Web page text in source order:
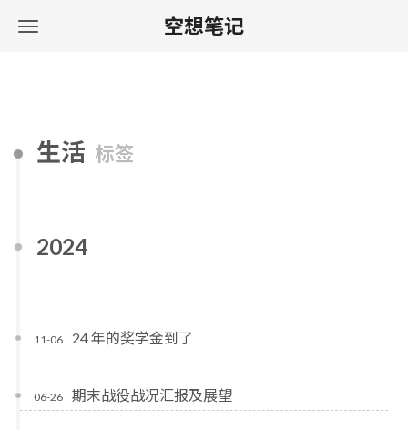
空想笔记
生活 标签
2024
11-06 24 年的奖学金到了
06-26 期末战役战况汇报及展望